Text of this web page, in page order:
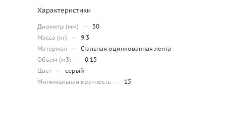
Характеристики
Диаметр (мм) —
50
Масса (кг)
— 9.3
Материал
— Стальная оцинкованная лента
Объём (м3)
— 0.15
Цвет — серый
Минимальная кратность — 15